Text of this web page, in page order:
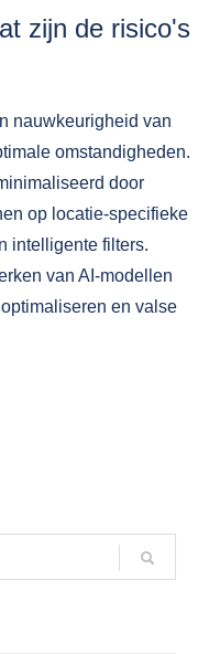
zijn de risico's
nauwkeurigheid van
omstandigheden.
door
op locatie-specifieke
intelligente filters.
van AI-modellen
en valse